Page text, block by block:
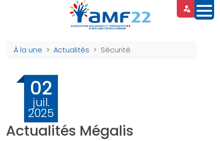
À la une Actualités Sécurité
02
juil.
2025
Actualités Mégalis
Panneau de gestion des cookies